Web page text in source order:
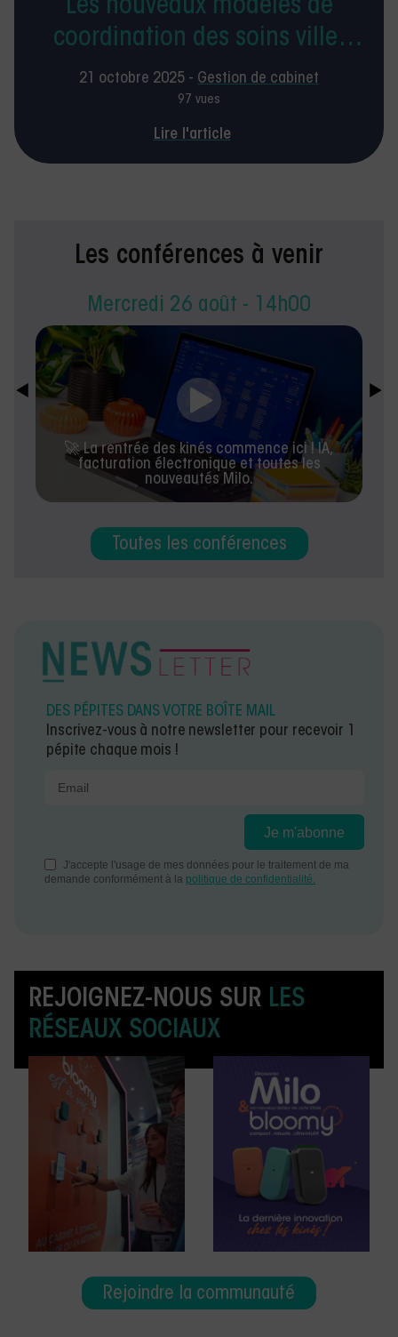
Les nouveaux modèles de
coordination des soins ville-
hôpital : quelle place pour le
kiné libéral ?
21 octobre 2025 - Gestion de cabinet
97 vues
Lire l'article
Les conférences à venir
Mercredi 26 août - 14h00
🚀 La rentrée des kinés commence ici ! IA,
facturation électronique et toutes les
nouveautés Milo.
Toutes les conférences
DES PÉPITES DANS VOTRE BOÎTE MAIL
Inscrivez-vous à notre newsletter pour recevoir 1
pépite chaque mois !
REJOIGNEZ-NOUS SUR LES
RÉSEAUX SOCIAUX
Rejoindre la communauté